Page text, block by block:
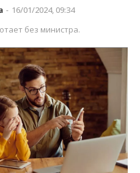
- 16/01/2024, 09:34
без министра.